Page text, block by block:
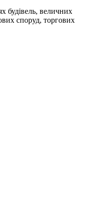
будівель, величних
споруд, торгових